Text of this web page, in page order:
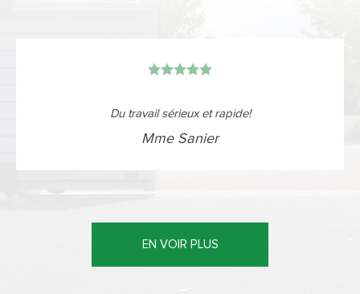
Travail rapide et soigné, nous recommandons cette
EN VOIR PLUS